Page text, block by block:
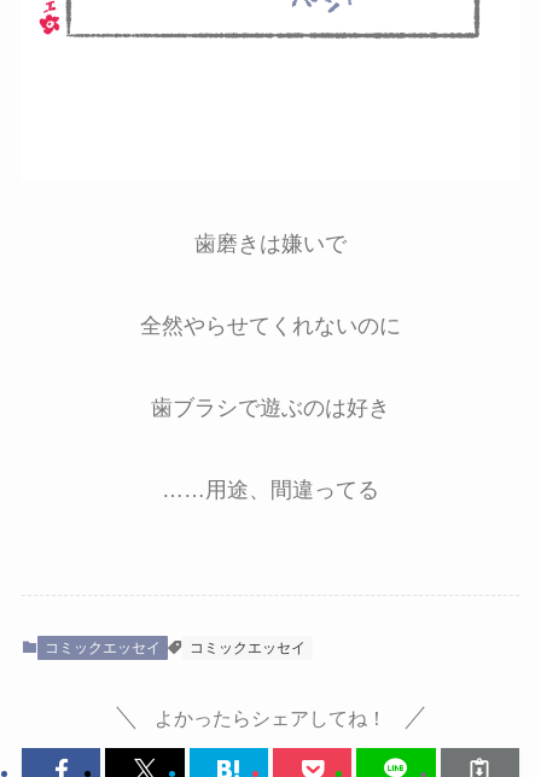
歯磨きは嫌いで
全然やらせてくれないのに
歯ブラシで遊ぶのは好き
……用途、間違ってる
コミックエッセイ コミックエッセイ
よかったらシェアしてね！